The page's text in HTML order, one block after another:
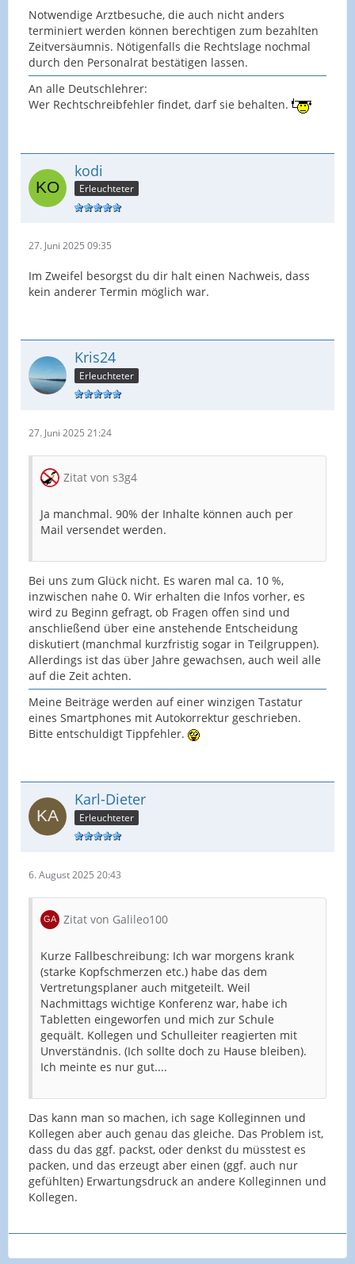
Notwendige Arztbesuche, die auch nicht anders
terminiert werden können berechtigen zum bezahlten
Zeitversäumnis. Nötigenfalls die Rechtslage nochmal
durch den Personalrat bestätigen lassen.
An alle Deutschlehrer:
Wer Rechtschreibfehler findet, darf sie behalten.
kodi
Erleuchteter
27. Juni 2025 09:35
Im Zweifel besorgst du dir halt einen Nachweis, dass
kein anderer Termin möglich war.
Kris24
Erleuchteter
27. Juni 2025 21:24
Zitat von s3g4
Ja manchmal. 90% der Inhalte können auch per
Mail versendet werden.
Bei uns zum Glück nicht. Es waren mal ca. 10 %,
inzwischen nahe 0. Wir erhalten die Infos vorher, es
wird zu Beginn gefragt, ob Fragen offen sind und
anschließend über eine anstehende Entscheidung
diskutiert (manchmal kurzfristig sogar in Teilgruppen).
Allerdings ist das über Jahre gewachsen, auch weil alle
auf die Zeit achten.
Meine Beiträge werden auf einer winzigen Tastatur
eines Smartphones mit Autokorrektur geschrieben.
Bitte entschuldigt Tippfehler.
Karl-Dieter
Erleuchteter
6. August 2025 20:43
Zitat von Galileo100
Kurze Fallbeschreibung: Ich war morgens krank
(starke Kopfschmerzen etc.) habe das dem
Vertretungsplaner auch mitgeteilt. Weil
Nachmittags wichtige Konferenz war, habe ich
Tabletten eingeworfen und mich zur Schule
gequält. Kollegen und Schulleiter reagierten mit
Unverständnis. (Ich sollte doch zu Hause bleiben).
Ich meinte es nur gut....
Das kann man so machen, ich sage Kolleginnen und
Kollegen aber auch genau das gleiche. Das Problem ist,
dass du das ggf. packst, oder denkst du müsstest es
packen, und das erzeugt aber einen (ggf. auch nur
gefühlten) Erwartungsdruck an andere Kolleginnen und
Kollegen.